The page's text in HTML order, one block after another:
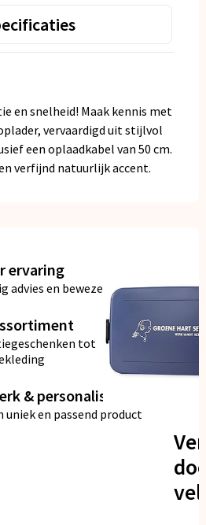
en snelheid! Maak kennis met
vervaardigd uit stijlvol
een oplaadkabel van 50 cm.
verfijnd natuurlijk accent.
ervaring
advies en bewezen kwaliteit
tot
& personalisatie
uniek en passend product